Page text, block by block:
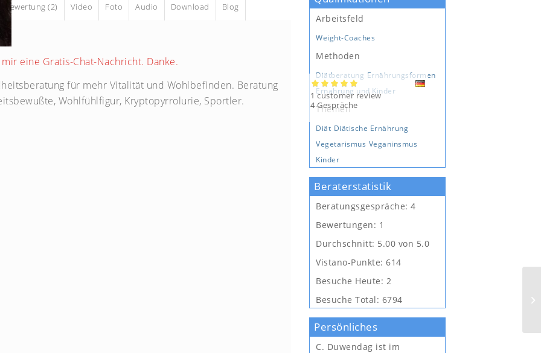
5.0051
1 customer review
4 Gespräche
Bewertung (2) Video Foto Audio Download Blog
eine Gratis-Chat-Nachricht. Danke.
für mehr Vitalität und Wohlbefinden. Beratung
Wohlfühlfigur, Kryptopyrrolurie, Sportler.
Arbeitsfeld
Weight-Coaches
Methoden
Diätberatung Ernährungsformen
Ernährung und Kinder
Themen
Diät Diätische Ernährung
Vegetarismus Veganinsmus
Kinder
Beraterstatistik
Beratungsgespräche:4
Bewertungen: 1
Durchschnitt: 5.00 von 5.0
Vistano-Punkte:614
Besuche Heute: 2
Besuche Total: 6794
Persönliches
C. Duwendag ist im